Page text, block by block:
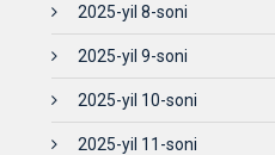
2025-yil 8-soni
2025-yil 9-soni
2025-yil 10-soni
2025-yil 11-soni